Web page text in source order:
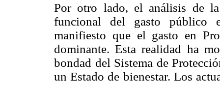
Por otro lado, el análisis de
funcional del gasto público
manifiesto que el gasto en
dominante. Esta realidad ha
bondad del Sistema de
un Estado de bienestar. Los